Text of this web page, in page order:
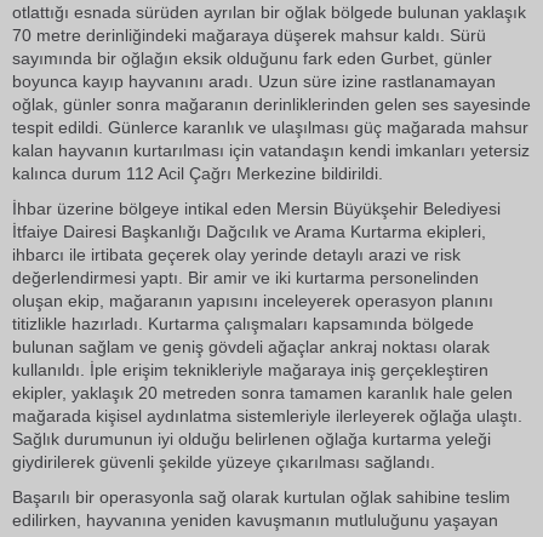
otlattığı esnada sürüden ayrılan bir oğlak bölgede bulunan yaklaşık
70 metre derinliğindeki mağaraya düşerek mahsur kaldı. Sürü
sayımında bir oğlağın eksik olduğunu fark eden Gurbet, günler
boyunca kayıp hayvanını aradı. Uzun süre izine rastlanamayan
oğlak, günler sonra mağaranın derinliklerinden gelen ses sayesinde
tespit edildi. Günlerce karanlık ve ulaşılması güç mağarada mahsur
kalan hayvanın kurtarılması için vatandaşın kendi imkanları yetersiz
kalınca durum 112 Acil Çağrı Merkezine bildirildi.
İhbar üzerine bölgeye intikal eden Mersin Büyükşehir Belediyesi
İtfaiye Dairesi Başkanlığı Dağcılık ve Arama Kurtarma ekipleri,
ihbarcı ile irtibata geçerek olay yerinde detaylı arazi ve risk
değerlendirmesi yaptı. Bir amir ve iki kurtarma personelinden
oluşan ekip, mağaranın yapısını inceleyerek operasyon planını
titizlikle hazırladı. Kurtarma çalışmaları kapsamında bölgede
bulunan sağlam ve geniş gövdeli ağaçlar ankraj noktası olarak
kullanıldı. İple erişim teknikleriyle mağaraya iniş gerçekleştiren
ekipler, yaklaşık 20 metreden sonra tamamen karanlık hale gelen
mağarada kişisel aydınlatma sistemleriyle ilerleyerek oğlağa ulaştı.
Sağlık durumunun iyi olduğu belirlenen oğlağa kurtarma yeleği
giydirilerek güvenli şekilde yüzeye çıkarılması sağlandı.
Başarılı bir operasyonla sağ olarak kurtulan oğlak sahibine teslim
edilirken, hayvanına yeniden kavuşmanın mutluluğunu yaşayan